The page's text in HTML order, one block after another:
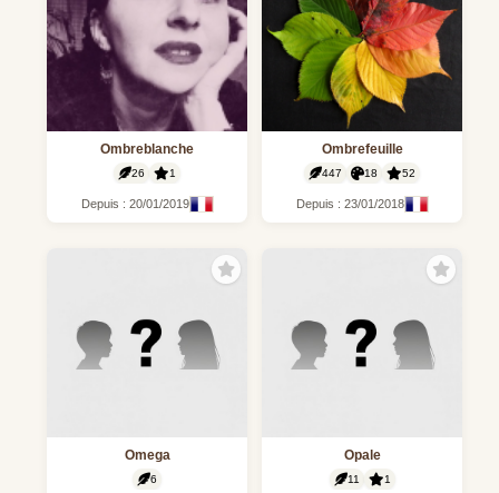
Ombreblanche
26 1
Depuis : 20/01/2019
Ombrefeuille
447 18 52
Depuis : 23/01/2018
Omega
6
Opale
11 1